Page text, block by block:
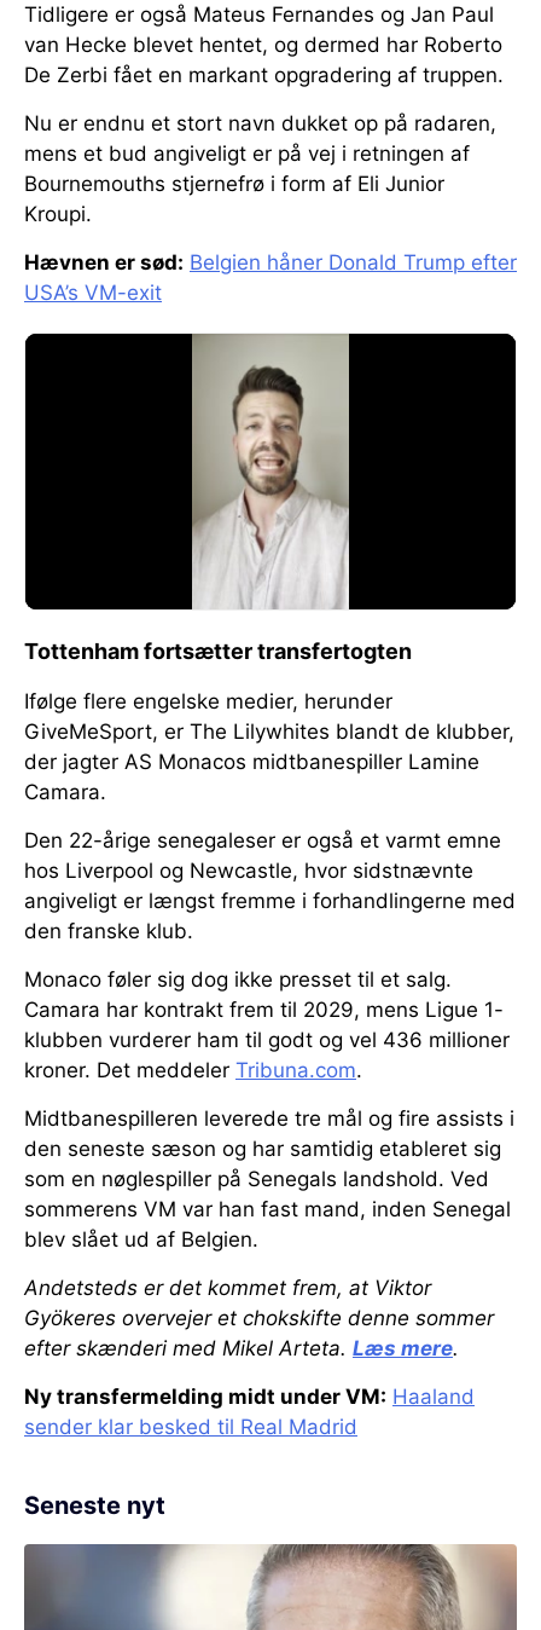
Tidligere er også Mateus Fernandes og Jan Paul
van Hecke blevet hentet, og dermed har Roberto
De Zerbi fået en markant opgradering af truppen.
Nu er endnu et stort navn dukket op på radaren,
mens et bud angiveligt er på vej i retningen af
Bournemouths stjernefrø i form af Eli Junior
Kroupi.
Hævnen er sød: Belgien håner Donald Trump efter
USA’s VM-exit
Tottenham fortsætter transfertogten
Ifølge flere engelske medier, herunder
GiveMeSport, er The Lilywhites blandt de klubber,
der jagter AS Monacos midtbanespiller Lamine
Camara.
Den 22-årige senegaleser er også et varmt emne
hos Liverpool og Newcastle, hvor sidstnævnte
angiveligt er længst fremme i forhandlingerne med
den franske klub.
Monaco føler sig dog ikke presset til et salg.
Camara har kontrakt frem til 2029, mens Ligue 1-
klubben vurderer ham til godt og vel 436 millioner
kroner. Det meddeler Tribuna.com.
Midtbanespilleren leverede tre mål og fire assists i
den seneste sæson og har samtidig etableret sig
som en nøglespiller på Senegals landshold. Ved
sommerens VM var han fast mand, inden Senegal
blev slået ud af Belgien.
Andetsteds er det kommet frem, at Viktor
Gyökeres overvejer et chokskifte denne sommer
efter skænderi med Mikel Arteta. Læs mere.
Ny transfermelding midt under VM: Haaland
sender klar besked til Real Madrid
Seneste nyt